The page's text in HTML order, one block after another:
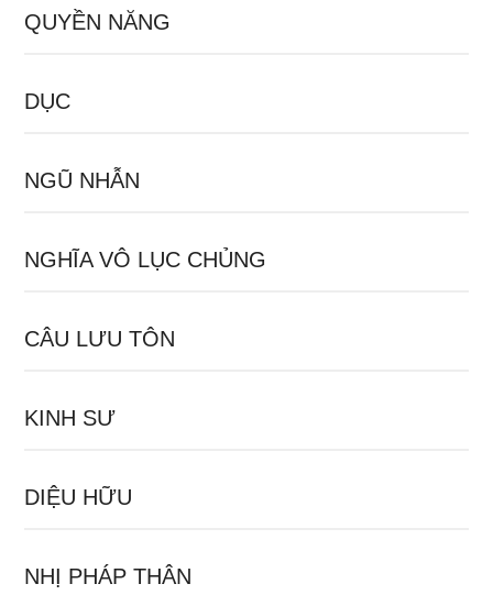
QUYỀN NĂNG
DỤC
NGŨ NHẪN
NGHĨA VÔ LỤC CHỦNG
CÂU LƯU TÔN
KINH SƯ
DIỆU HỮU
NHỊ PHÁP THÂN